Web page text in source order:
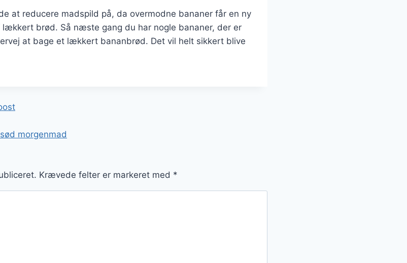
at reducere madspild på, da overmodne bananer får en ny
lækkert brød. Så næste gang du har nogle bananer, der er
at bage et lækkert bananbrød. Det vil helt sikkert blive
morgenmad
Krævede felter er markeret med *